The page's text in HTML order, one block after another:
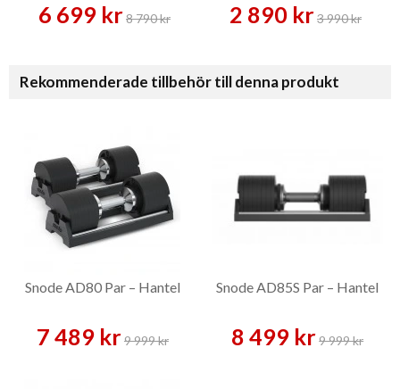
6 699 kr8 790 kr 2 890 kr3 990 kr
Rekommenderade tillbehör till denna produkt
Snode AD80 Par – Hantel
7 489 kr9 999 kr
Snode AD85S Par – Hantel
8 499 kr9 999 kr